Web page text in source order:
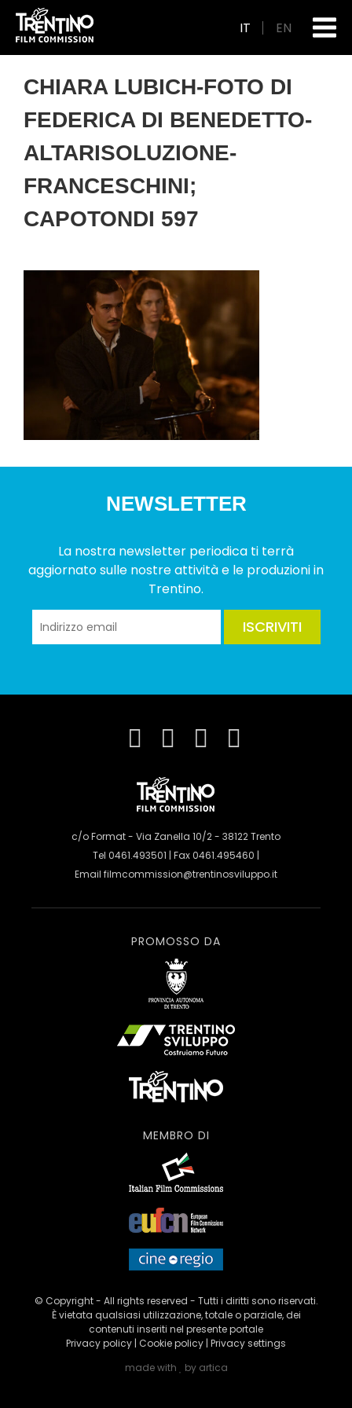
IT EN
CHIARA LUBICH-FOTO DI
FEDERICA DI BENEDETTO-
ALTARISOLUZIONE-
FRANCESCHINI;
CAPOTONDI 597
NEWSLETTER
La nostra newsletter periodica ti terrà
aggiornato sulle nostre attività e le produzioni in
Trentino.
ISCRIVITI
c/o Format - Via Zanella 10/2 - 38122 Trento
Tel 0461.493501 | Fax 0461.495460 |
Email filmcommission@trentinosviluppo.it
PROMOSSO DA
MEMBRO DI
© Copyright - All rights reserved - Tutti i diritti sono riservati.
È vietata qualsiasi utilizzazione, totale o parziale, dei
contenuti inseriti nel presente portale
Privacy policy | Cookie policy | Privacy settings
made with
by artica